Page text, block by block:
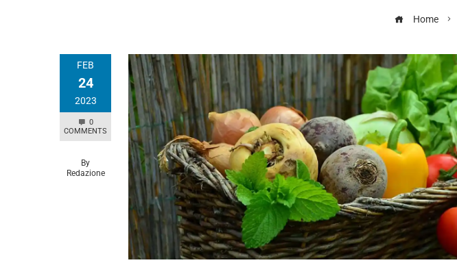
Home
FEB
24
2023
0
COMMENTS
By
Redazione